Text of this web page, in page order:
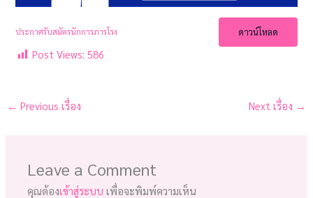
ประกาศรับสมัครนักการภารโรง ดาวน์โหลด
Post Views: 586
← Previous เรื่อง Next เรื่อง →
Leave a Comment
คุณต้องเข้าสู่ระบบ เพื่อจะพิมพ์ความเห็น